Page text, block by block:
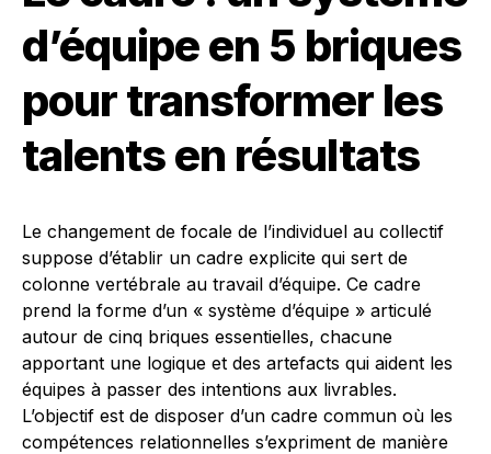
d’équipe en 5 briques
pour transformer les
talents en résultats
Le changement de focale de l’individuel au collectif
suppose d’établir un cadre explicite qui sert de
colonne vertébrale au travail d’équipe. Ce cadre
prend la forme d’un « système d’équipe » articulé
autour de cinq briques essentielles, chacune
apportant une logique et des artefacts qui aident les
équipes à passer des intentions aux livrables.
L’objectif est de disposer d’un cadre commun où les
compétences relationnelles s’expriment de manière